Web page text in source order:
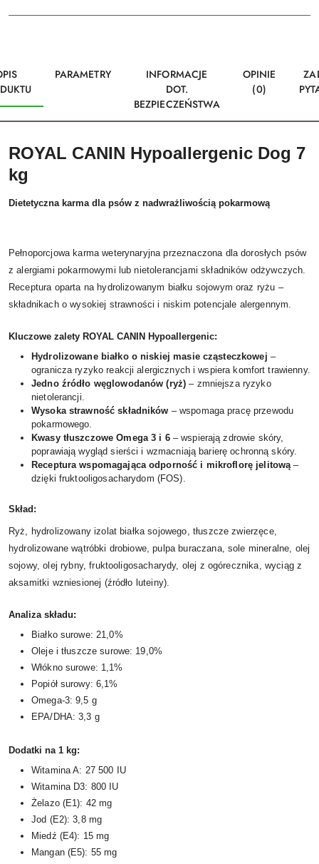
PARAMETRY
INFORMACJE
DOT.
BEZPIECZEŃSTWA
OPINIE
(0)
ROYAL CANIN Hypoallergenic Dog 7
kg
Dietetyczna karma dla psów z nadwrażliwością pokarmową
Pełnoporcjowa karma weterynaryjna przeznaczona dla dorosłych psów
z alergiami pokarmowymi lub nietolerancjami składników odżywczych.
Receptura oparta na hydrolizowanym białku sojowym oraz ryżu –
składnikach o wysokiej strawności i niskim potencjale alergennym.
Kluczowe zalety ROYAL CANIN Hypoallergenic:
Hydrolizowane białko o niskiej masie cząsteczkowej –
ogranicza ryzyko reakcji alergicznych i wspiera komfort trawienny.
Jedno źródło węglowodanów (ryż) – zmniejsza ryzyko
nietolerancji.
Wysoka strawność składników – wspomaga pracę przewodu
pokarmowego.
Kwasy tłuszczowe Omega 3 i 6– wspierają zdrowie skóry,
poprawiają wygląd sierści i wzmacniają barierę ochronną skóry.
Receptura wspomagająca odporność i mikroflorę jelitową–
dzięki fruktooligosacharydom (FOS).
Skład:
Ryż, hydrolizowany izolat białka sojowego, tłuszcze zwierzęce,
hydrolizowane wątróbki drobiowe, pulpa buraczana, sole mineralne, olej
sojowy, olej rybny, fruktooligosacharydy, olej z ogórecznika, wyciąg z
aksamitki wzniesionej (źródło luteiny).
Analiza składu:
Białko surowe: 21,0%
Oleje i tłuszcze surowe: 19,0%
Włókno surowe: 1,1%
Popiół surowy: 6,1%
Omega-3: 9,5 g
EPA/DHA: 3,3 g
Dodatki na 1 kg:
Witamina A: 27 500 IU
Witamina D3: 800 IU
Żelazo (E1): 42 mg
Jod (E2): 3,8 mg
Miedź (E4): 15 mg
Mangan (E5): 55 mg